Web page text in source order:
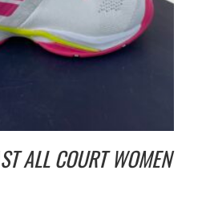
ALL COURT WOMEN